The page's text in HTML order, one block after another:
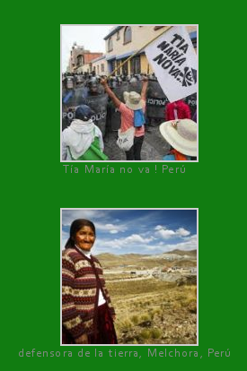
Tía María no va ! Perú
defensora de la tierra, Melchora, Perú